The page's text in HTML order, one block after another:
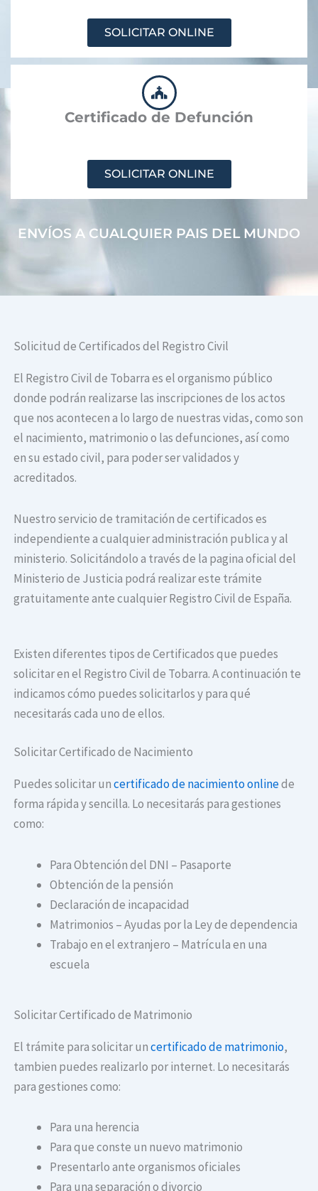
SOLICITAR ONLINE
Certificado de Defunción
SOLICITAR ONLINE
ENVÍOS A CUALQUIER PAIS DEL MUNDO
Solicitud de Certificados del Registro Civil
El Registro Civil de Tobarra es el organismo público
donde podrán realizarse las inscripciones de los actos
que nos acontecen a lo largo de nuestras vidas, como son
el nacimiento, matrimonio o las defunciones, así como
en su estado civil, para poder ser validados y
acreditados.
Nuestro servicio de tramitación de certificados es
independiente a cualquier administración publica y al
ministerio. Solicitándolo a través de la pagina oficial del
Ministerio de Justicia podrá realizar este trámite
gratuitamente ante cualquier Registro Civil de España.
Existen diferentes tipos de Certificados que puedes
solicitar en el Registro Civil de Tobarra. A continuación te
indicamos cómo puedes solicitarlos y para qué
necesitarás cada uno de ellos.
Solicitar Certificado de Nacimiento
Puedes solicitar uncertificado de nacimiento onlinede
forma rápida y sencilla. Lo necesitarás para gestiones
como:
Para Obtención del DNI – Pasaporte
Obtención de la pensión
Declaración de incapacidad
Matrimonios – Ayudas por la Ley de dependencia
Trabajo en el extranjero – Matrícula en una
escuela
Solicitar Certificado de Matrimonio
El trámite para solicitar uncertificado de matrimonio,
tambien puedes realizarlo por internet. Lo necesitarás
para gestiones como:
Para una herencia
Para que conste un nuevo matrimonio
Presentarlo ante organismos oficiales
Para una separación o divorcio